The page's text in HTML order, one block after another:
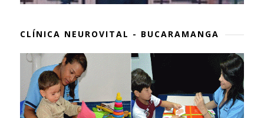
CLÍNICA NEUROVITAL - BUCARAMANGA